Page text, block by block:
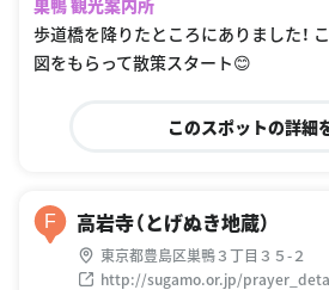
歩道橋を降りたところにありました！
図をもらって散策スタート😊
このスポットの詳細
F 高岩寺（とげぬき地蔵）
東京都豊島区巣鴨３丁目３５-２
http://sugamo.or.jp/